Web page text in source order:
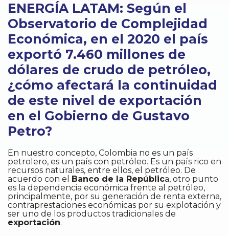
ENERGÍA LATAM: Según el
Observatorio de Complejidad
Económica, en el 2020 el país
exportó 7.460 millones de
dólares de crudo de petróleo,
¿cómo afectará la continuidad
de este nivel de exportación
en el Gobierno de Gustavo
Petro?
En nuestro concepto, Colombia no es un país
petrolero, es un país con petróleo. Es un país rico en
recursos naturales, entre ellos, el petróleo. De
acuerdo con el
Banco de la República, otro punto
es la dependencia económica frente al petróleo,
principalmente, por su generación de renta externa,
contraprestaciones económicas por su explotación y
ser uno de los productos tradicionales de
exportación.